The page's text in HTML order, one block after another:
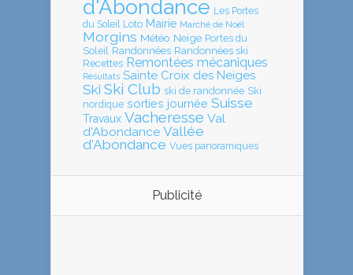
d'Abondance Les Portes
du Soleil Loto Mairie Marché de Noël
Morgins Météo Neige Portes du
Soleil Randonnées Randonnées ski
Recettes Remontées mécaniques
Résultats Sainte Croix des Neiges
Ski Ski Club ski de randonnée Ski
nordique sorties journée Suisse
Travaux Vacheresse Val
d'Abondance Vallée
d'Abondance Vues panoramiques
Publicité